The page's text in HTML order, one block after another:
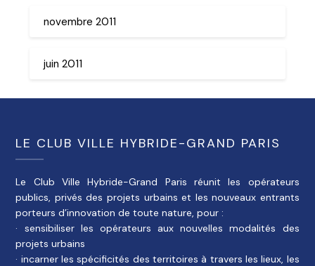
novembre 2011
juin 2011
LE CLUB VILLE HYBRIDE-GRAND PARIS
Le Club Ville Hybride-Grand Paris réunit les opérateurs
publics, privés des projets urbains et les nouveaux entrants
porteurs d’innovation de toute nature, pour :
· sensibiliser les opérateurs aux nouvelles modalités des
projets urbains
· incarner les spécificités des territoires à travers les lieux, les